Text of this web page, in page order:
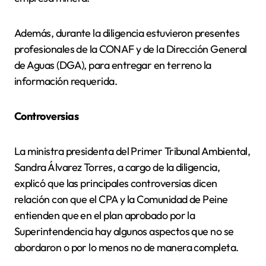
Además, durante la diligencia estuvieron presentes
profesionales de la CONAF y de la Dirección General
de Aguas (DGA), para entregar en terreno la
información requerida.
Controversias
La ministra presidenta del Primer Tribunal Ambiental,
Sandra Álvarez Torres, a cargo de la diligencia,
explicó que las principales controversias dicen
relación con que el CPA y la Comunidad de Peine
entienden que en el plan aprobado por la
Superintendencia hay algunos aspectos que no se
abordaron o por lo menos no de manera completa.